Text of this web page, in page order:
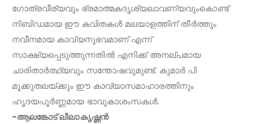
ഗോത്രവീര്യവും ഭ്രമാത്മകദൃശ്യലാവണ്യവുംകൊണ്ട്
നിബിഡമായ ഈ കവിതകൾ മലയാളത്തിന് തീർത്തും
നവീനമായ കാവ്യനുഭവമാണ് എന്ന്
സാക്ഷ്യപ്പെടുത്തുന്നതിൽ എനിക്ക് അനല്പമായ
ചാരിതാർത്ഥ്യവും സന്തോഷവുമുണ്ട്. കുമാർ പി
മൂക്കുതലയ്ക്കും ഈ കാവ്യാസമാഹാരത്തിനും
ഹൃദയപൂർണ്ണമായ ഭാവുകാശംസകൾ.
-ആലങ്കോട് ലീലാകൃഷ്ണൻ